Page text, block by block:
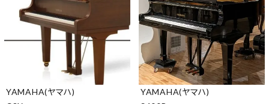
YAMAHA(ヤマハ)
YAMAHA(ヤマハ)